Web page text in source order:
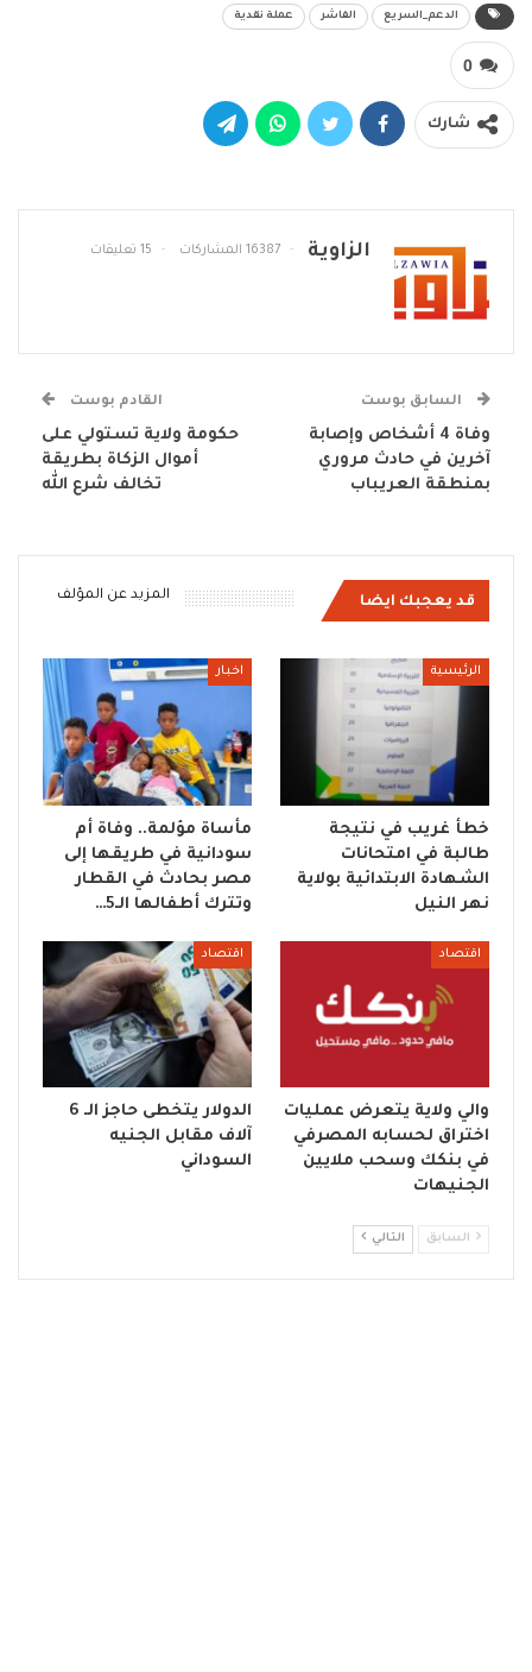
الدعم_السريع الفاشر عملة نقدية
0
شارك
الزاوية 16387 المشاركات 15 تعليقات
السابق بوست
وفاة 4 أشخاص وإصابة
آخرين في حادث مروري
بمنطقة العريباب
القادم بوست
حكومة ولاية تستولي على
أموال الزكاة بطريقة
تخالف شرع الله
قد يعجبك ايضا المزيد عن المؤلف
الرئيسية
خطأ غريب في نتيجة
طالبة في امتحانات
الشهادة الابتدائية بولاية
نهر النيل
اخبار
مأساة مؤلمة.. وفاة أم
سودانية في طريقها إلى
مصر بحادث في القطار
وتترك أطفالها الـ5…
اقتصاد
والي ولاية يتعرض عمليات
اختراق لحسابه المصرفي
في بنكك وسحب ملايين
الجنيهات
اقتصاد
الدولار يتخطى حاجز الـ 6
آلاف مقابل الجنيه
السوداني
السابق التالي